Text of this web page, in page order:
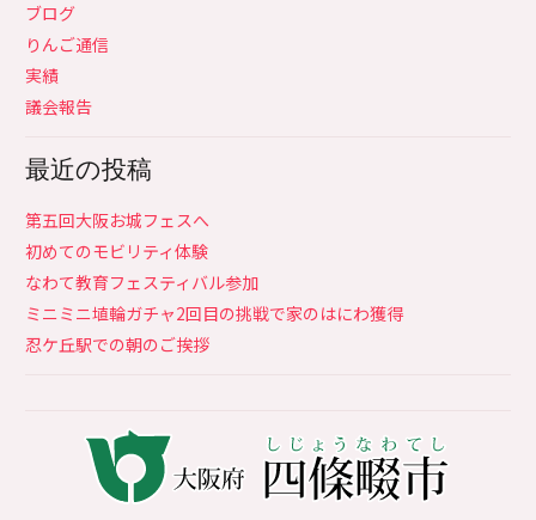
ブログ
りんご通信
実績
議会報告
最近の投稿
第五回大阪お城フェスへ
初めてのモビリティ体験
なわて教育フェスティバル参加
ミニミニ埴輪ガチャ2回目の挑戦で家のはにわ獲得
忍ケ丘駅での朝のご挨拶